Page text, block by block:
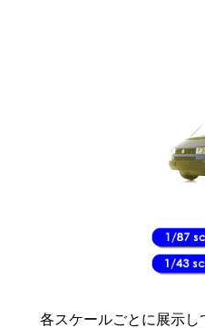
各スケールごとに展示